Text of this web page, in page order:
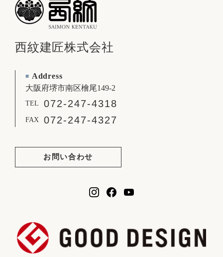
西紋建匠株式会社
■ Address
大阪府堺市南区檜尾149-2
TEL 072-247-4318
FAX 072-247-4327
お問い合わせ